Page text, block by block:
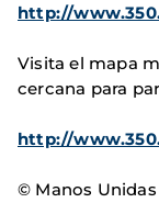
http://
Visita el mapa
cercana para
http://
© Manos